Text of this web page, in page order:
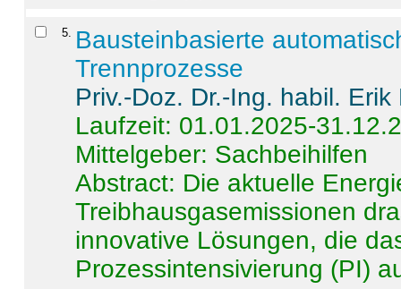
5
Bausteinbasierte
Trennprozesse
Priv.-Doz. Dr.-Ing. habil. Erik
Laufzeit: 01.01.2025-
Mittelgeber: Sachbeihilfen
Abstract: Die aktuelle
Treibhausgasemissionen
innovative Lösungen, die
Prozessintensivierung (PI)